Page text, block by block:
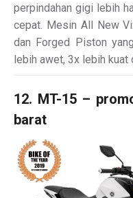
perpindahan gigi lebih
cepat. Mesin All New
dan Forged Piston
lebih awet, 3x lebih kuat
12. MT-15 –
barat